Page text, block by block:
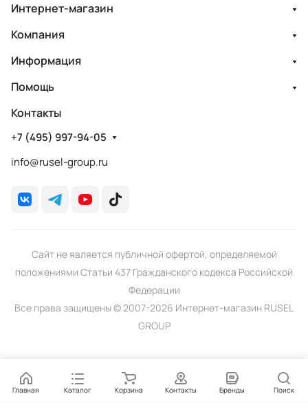
Интернет-магазин
Компания
Информация
Помощь
Контакты
+7 (495) 997-94-05
info@rusel-group.ru
Сайт не является публичной офертой, определяемой
положениями Статьи 437 Гражданского кодекса Российской
Федерации
Все права защищены © 2007-2026 Интернет-магазин RUSEL
GROUP
Главная Каталог Корзина Контакты Бренды Поиск